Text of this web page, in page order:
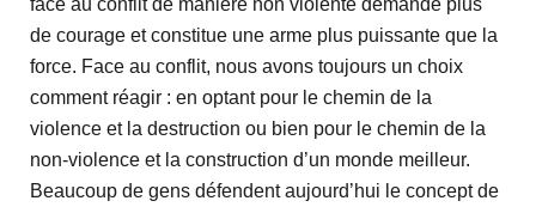
de courage et constitue une arme plus puissante que la
force. Face au conflit, nous avons toujours un choix
comment réagir : en optant pour le chemin de la
violence et la destruction ou bien pour le chemin de la
non-violence et la construction d’un monde meilleur.
Beaucoup de gens défendent aujourd’hui le concept de